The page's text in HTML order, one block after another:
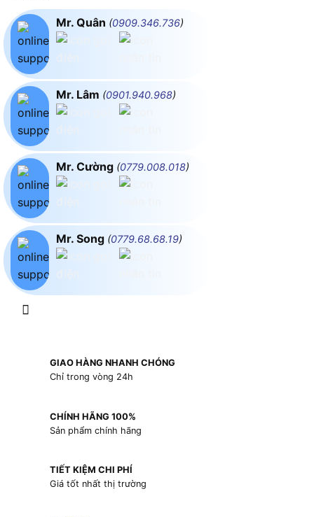
Mr. Quân (0909.346.736)
Mr. Lâm (0901.940.968)
Mr. Cường (0779.008.018)
Mr. Song (0779.68.68.19)
GIAO HÀNG NHANH CHÓNG
Chỉ trong vòng 24h
CHÍNH HÃNG 100%
Sản phẩm chính hãng
TIẾT KIỆM CHI PHÍ
Giá tốt nhất thị trường